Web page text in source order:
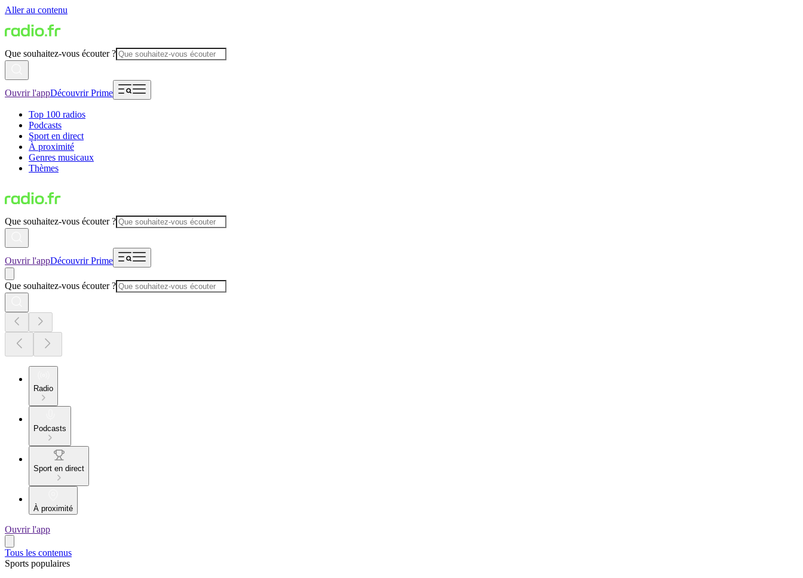
Aller au contenu
Que souhaitez-vous écouter ?
Ouvrir l'appDécouvrir Prime
Top 100 radios
Podcasts
Sport en direct
À proximité
Genres musicaux
Thèmes
Que souhaitez-vous écouter ?
Ouvrir l'appDécouvrir Prime
Que souhaitez-vous écouter ?
Radio
Podcasts
Sport en direct
À proximité
Ouvrir l'app
Tous les contenus
Sports populaires